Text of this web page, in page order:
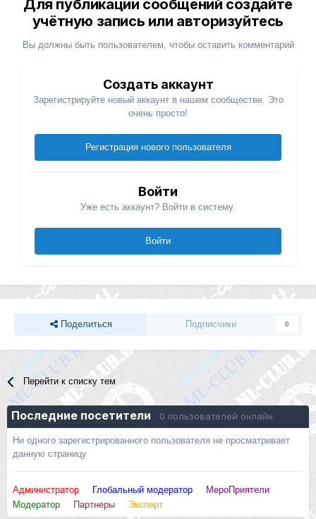
Для публикации сообщений создайте
учётную запись или авторизуйтесь
Вы должны быть пользователем, чтобы оставить комментарий
Создать аккаунт
Зарегистрируйте новый аккаунт в нашем сообществе. Это
очень просто!
Регистрация нового пользователя
Войти
Уже есть аккаунт? Войти в систему.
Войти
Поделиться Подписчики 0
Перейти к списку тем
Последние посетители 0 пользователей онлайн
Ни одного зарегистрированного пользователя не просматривает
данную страницу
Администратор Глобальный модератор
МероПриятели
Модератор
Партнеры Эксперт